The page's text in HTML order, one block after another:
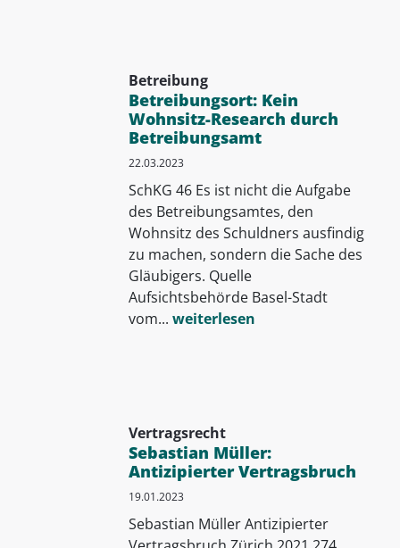
Betreibung
Betreibungsort: Kein
Wohnsitz-Research durch
Betreibungsamt
22.03.2023
SchKG 46 Es ist nicht die Aufgabe
des Betreibungsamtes, den
Wohnsitz des Schuldners ausfindig
zu machen, sondern die Sache des
Gläubigers. Quelle
Aufsichtsbehörde Basel-Stadt
vom... weiterlesen
Vertragsrecht
Sebastian Müller:
Antizipierter Vertragsbruch
19.01.2023
Sebastian Müller Antizipierter